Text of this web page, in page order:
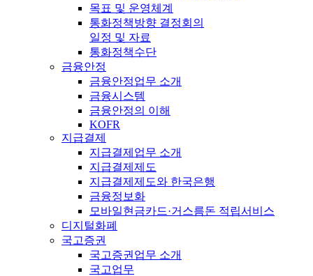
목표 및 운영체계
통화정책방향 결정회의
일정 및 자료
통화정책수단
금융안정
금융안정업무 소개
금융시스템
금융안정의 이해
KOFR
지급결제
지급결제업무 소개
지급결제제도
지급결제제도와 한국은행
금융정보화
모바일현금카드·거스름돈 적립서비스
디지털화폐
국고증권
국고증권업무 소개
국고업무